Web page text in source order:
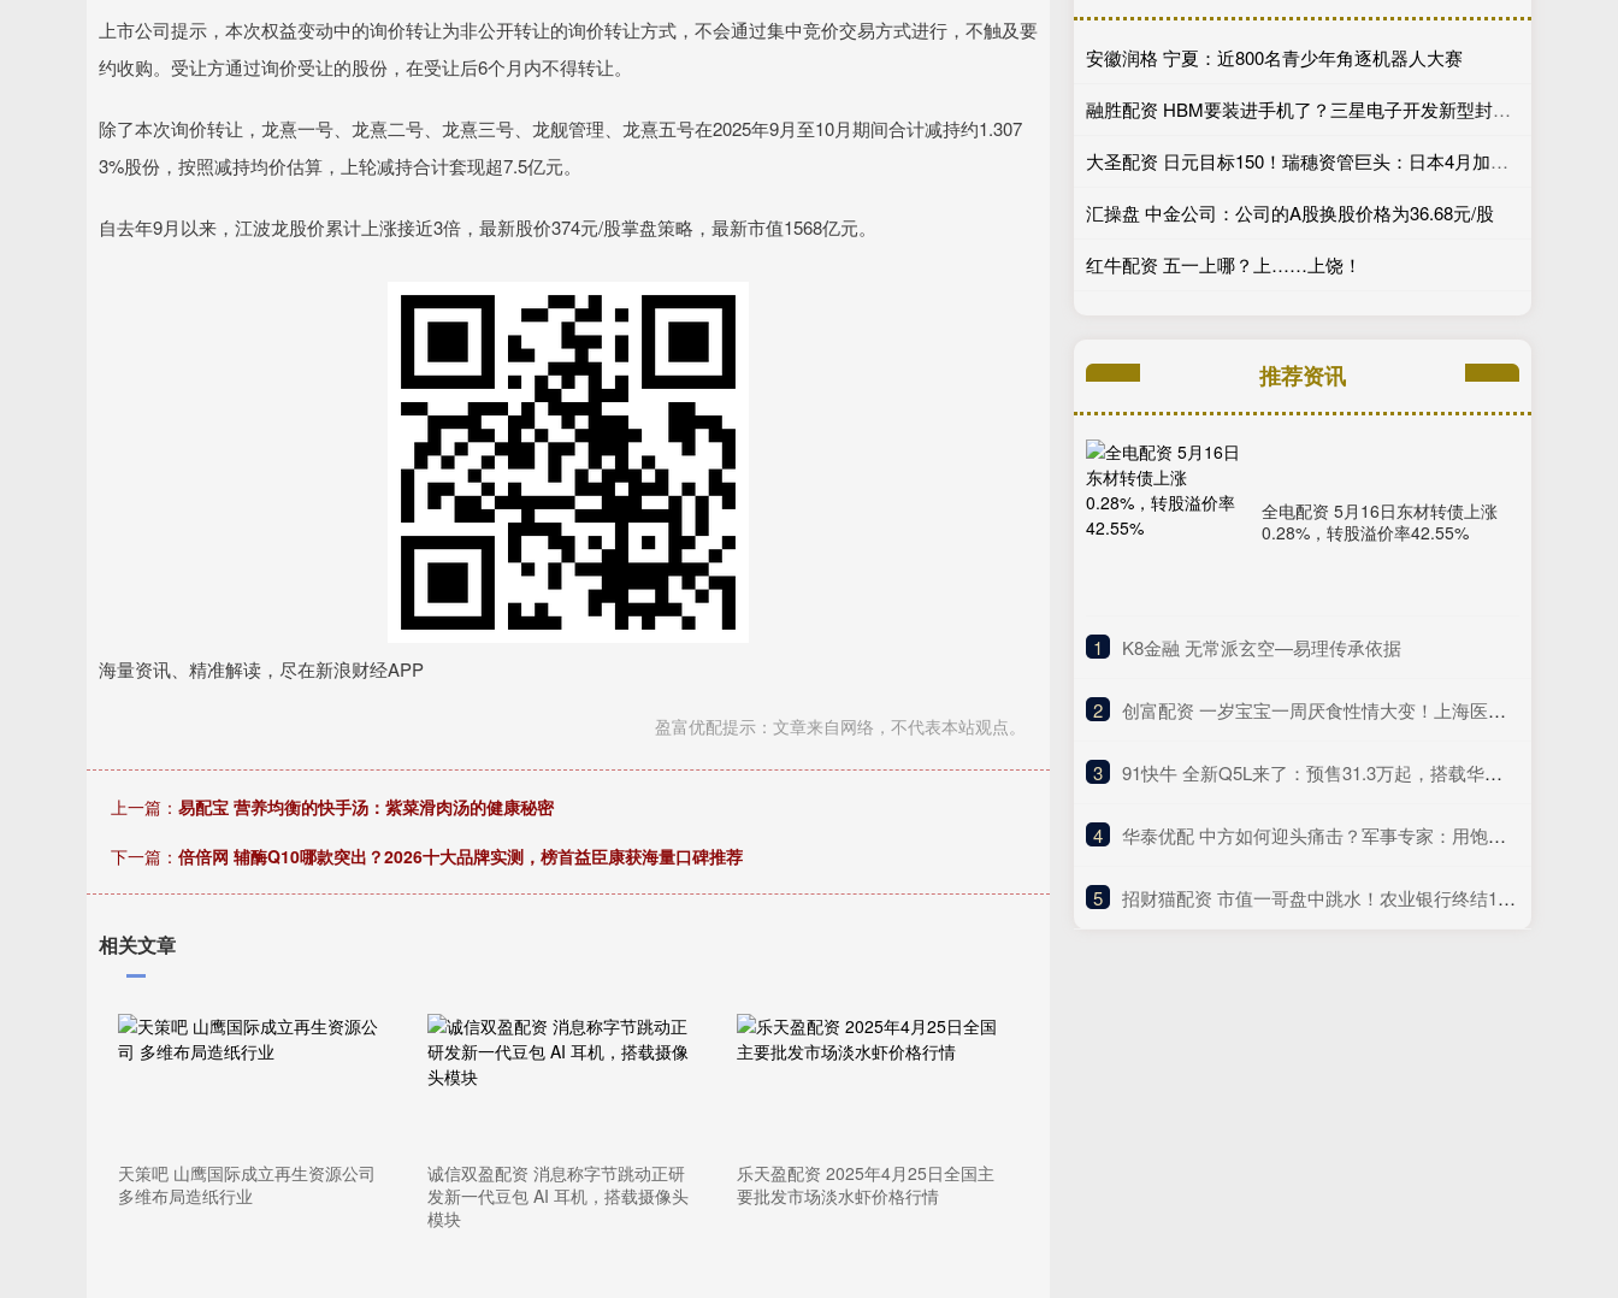
上市公司提示，本次权益变动中的询价转让为非公开转让的询价转让方式，不会通过集中竞价交易方式进行，不触及要
约收购。受让方通过询价受让的股份，在受让后6个月内不得转让。
除了本次询价转让，龙熹一号、龙熹二号、龙熹三号、龙舰管理、龙熹五号在2025年9月至10月期间合计减持约1.307
3%股份，按照减持均价估算，上轮减持合计套现超7.5亿元。
自去年9月以来，江波龙股价累计上涨接近3倍，最新股价374元/股掌盘策略，最新市值1568亿元。
海量资讯、精准解读，尽在新浪财经APP
盈富优配提示：文章来自网络，不代表本站观点。
上一篇： 易配宝 营养均衡的快手汤：紫菜滑肉汤的健康秘密
下一篇： 倍倍网 辅酶Q10哪款突出？2026十大品牌实测，榜首益臣康获海量口碑推荐
相关文章
天策吧 山鹰国际成立再生资源公司
多维布局造纸行业
诚信双盈配资 消息称字节跳动正研
发新一代豆包 AI 耳机，搭载摄像头
模块
乐天盈配资 2025年4月25日全国主
要批发市场淡水虾价格行情
安徽润格 宁夏：近800名青少年角逐机器人大赛
融胜配资 HBM要装进手机了？三星电子开发新型封装技术 内存堆叠数量可翻1.5倍
大圣配资 日元目标150！瑞穗资管巨头：日本4月加息不可避免，看好日债
汇操盘 中金公司：公司的A股换股价格为36.68元/股
红牛配资 五一上哪？上……上饶！
推荐资讯
全电配资 5月16日东材转债上涨
0.28%，转股溢价率42.55%
1 ​K8金融 无常派玄空—易理传承依据
2 ​创富配资 一岁宝宝一周厌食性情大变！上海医生检查后发现惊人原因，奶奶惊呼：疏忽了
3 ​91快牛 全新Q5L来了：预售31.3万起，搭载华为智驾!
4 ​华泰优配 中方如何迎头痛击？军事专家：用饱满的拳头打到对方脸上
5 ​招财猫配资 市值一哥盘中跳水！农业银行终结14连阳 专家：阶段性调整